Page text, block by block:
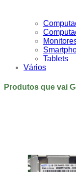
Tablets
Vários
Produtos que vai